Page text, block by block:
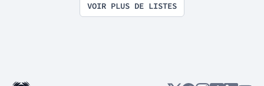
VOIR PLUS DE LISTES